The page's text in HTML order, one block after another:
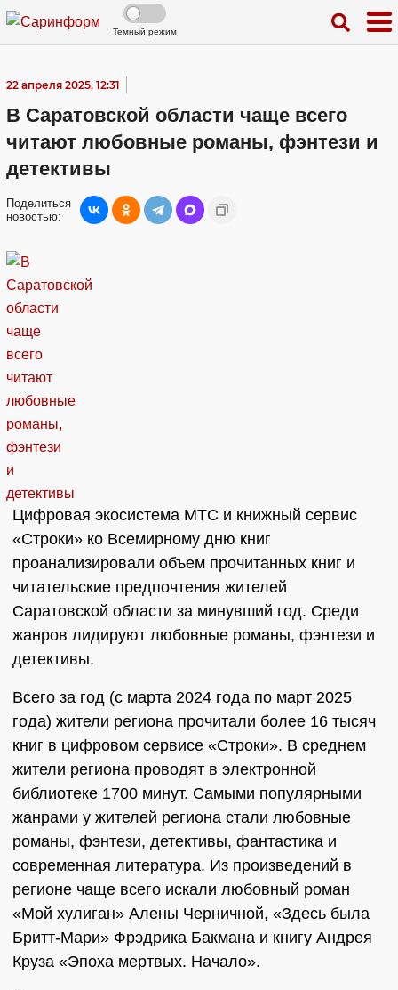
Темный режим
22 апреля 2025, 12:31
В Саратовской области чаще всего
читают любовные романы, фэнтези и
детективы
Поделиться
новостью:
Цифровая экосистема МТС и книжный сервис
«Строки» ко Всемирному дню книг
проанализировали объем прочитанных книг и
читательские предпочтения жителей
Саратовской области за минувший год. Среди
жанров лидируют любовные романы, фэнтези и
детективы.
Всего за год (с марта 2024 года по март 2025
года) жители региона прочитали более 16 тысяч
книг в цифровом сервисе «Строки». В среднем
жители региона проводят в электронной
библиотеке 1700 минут. Самыми популярными
жанрами у жителей региона стали любовные
романы, фэнтези, детективы, фантастика и
современная литература. Из произведений в
регионе чаще всего искали любовный роман
«Мой хулиган» Алены Черничной, «Здесь была
Бритт-Мари» Фрэдрика Бакмана и книгу Андрея
Круза «Эпоха мертвых. Начало».